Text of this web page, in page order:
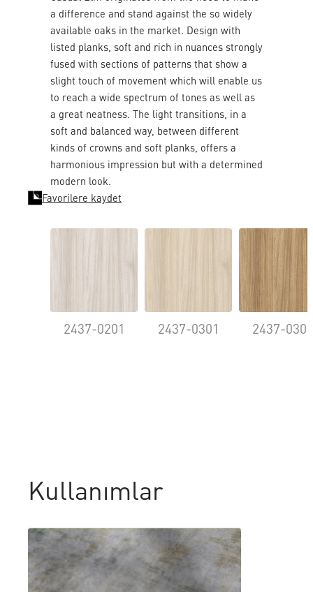
a difference and stand against the so widely
available oaks in the market. Design with
listed planks, soft and rich in nuances strongly
fused with sections of patterns that show a
slight touch of movement which will enable us
to reach a wide spectrum of tones as well as
a great neatness. The light transitions, in a
soft and balanced way, between different
kinds of crowns and soft planks, offers a
harmonious impression but with a determined
modern look.
Favorilere kaydet
2437-0201 2437-0301 2437-0304
Kullanımlar